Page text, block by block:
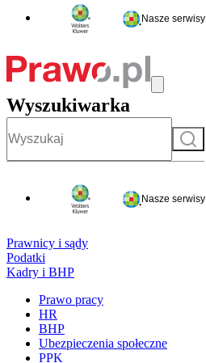
Nasze serwisy
Wyszukiwarka
Szukaj
Nasze serwisy
Prawnicy i sądy
Podatki
Kadry i BHP
Prawo pracy
HR
BHP
Ubezpieczenia społeczne
PPK